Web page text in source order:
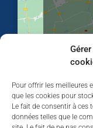
Pour offrir les meilleures
que les cookies pour
Le fait de consentir à ces
données telles que le